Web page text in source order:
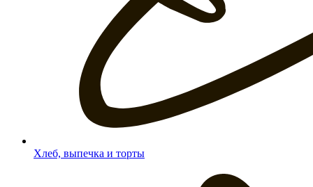
Хлеб, выпечка и торты